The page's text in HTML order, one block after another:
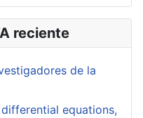
reciente
de la
equations,